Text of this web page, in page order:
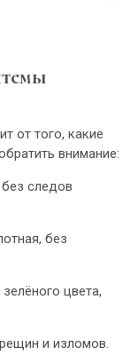
от того, какие
внимание:
следов
без
цвета,
и изломов.